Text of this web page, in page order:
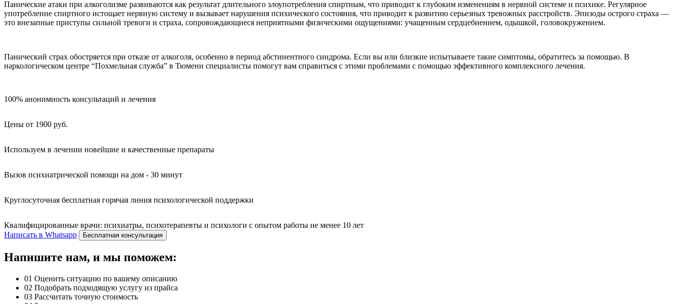
Панические атаки при алкоголизме развиваются как результат длительного злоупотребления спиртным, что приводит к глубоким изменениям в нервной системе и психике. Регулярное
употребление спиртного истощает нервную систему и вызывает нарушения психического состояния, что приводит к развитию серьезных тревожных расстройств. Эпизоды острого страха —
это внезапные приступы сильной тревоги и страха, сопровождающиеся неприятными физическими ощущениями: учащенным сердцебиением, одышкой, головокружением.
Панический страх обостряется при отказе от алкоголя, особенно в период абстинентного синдрома. Если вы или близкие испытываете такие симптомы, обратитесь за помощью. В
наркологическом центре “Похмельная служба” в Тюмени специалисты помогут вам справиться с этими проблемами с помощью эффективного комплексного лечения.
100% анонимность консультаций и лечения
Цены от 1900 руб.
Используем в лечении новейшие и качественные препараты
Вызов психиатрической помощи на дом - 30 минут
Круглосуточная бесплатная горячая линия психологической поддержки
Квалифицированные врачи: психиатры, психотерапевты и психологи с опытом работы не менее 10 лет
Написать в Whatsapp
Бесплатная консультация
Напишите нам, и мы поможем:
01 Оценить ситуацию по вашему описанию
02 Подобрать подходящую услугу из прайса
03 Рассчитать точную стоимость